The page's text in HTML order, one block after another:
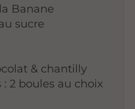
Banane
sucre
& chantilly
2 boules au choix